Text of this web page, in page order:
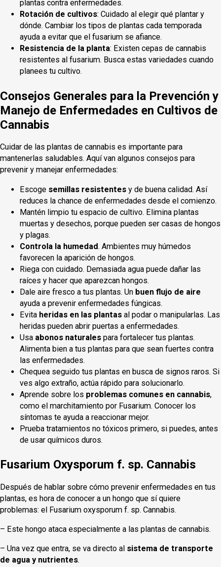
plantas contra enfermedades.
Rotación de cultivos: Cuidado al elegir qué plantar y
dónde. Cambiar los tipos de plantas cada temporada
ayuda a evitar que el fusarium se afiance.
Resistencia de la planta: Existen cepas de cannabis
resistentes al fusarium. Busca estas variedades cuando
planees tu cultivo.
Consejos Generales para la Prevención y
Manejo de Enfermedades en Cultivos de
Cannabis
Cuidar de las plantas de cannabis es importante para
mantenerlas saludables. Aquí van algunos consejos para
prevenir y manejar enfermedades:
Escoge semillas resistentes y de buena calidad. Así
reduces la chance de enfermedades desde el comienzo.
Mantén limpio tu espacio de cultivo. Elimina plantas
muertas y desechos, porque pueden ser casas de hongos
y plagas.
Controla la humedad. Ambientes muy húmedos
favorecen la aparición de hongos.
Riega con cuidado. Demasiada agua puede dañar las
raíces y hacer que aparezcan hongos.
Dale aire fresco a tus plantas. Un buen flujo de aire
ayuda a prevenir enfermedades fúngicas.
Evita heridas en las plantas al podar o manipularlas. Las
heridas pueden abrir puertas a enfermedades.
Usa abonos naturales para fortalecer tus plantas.
Alimenta bien a tus plantas para que sean fuertes contra
las enfermedades.
Chequea seguido tus plantas en busca de signos raros. Si
ves algo extraño, actúa rápido para solucionarlo.
Aprende sobre los problemas comunes en cannabis,
como el marchitamiento por Fusarium. Conocer los
síntomas te ayuda a reaccionar mejor.
Prueba tratamientos no tóxicos primero, si puedes, antes
de usar químicos duros.
Fusarium Oxysporum f. sp. Cannabis
Después de hablar sobre cómo prevenir enfermedades en tus
plantas, es hora de conocer a un hongo que sí quiere
problemas: el Fusarium oxysporum f. sp. Cannabis.
– Este hongo ataca especialmente a las plantas de cannabis.
– Una vez que entra, se va directo al sistema de transporte
de agua y nutrientes.